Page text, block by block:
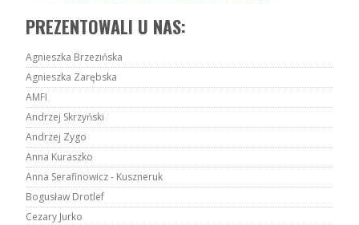
PREZENTOWALI U NAS:
Agnieszka Brzezińska
Agnieszka Zarębska
AMFI
Andrzej Skrzyński
Andrzej Zygo
Anna Kuraszko
Anna Serafinowicz - Kuszneruk
Bogusław Drotlef
Cezary Jurko